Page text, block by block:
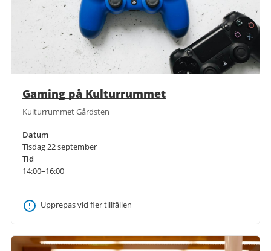
Gaming på Kulturrummet
Kulturrummet Gårdsten
Datum
Tisdag 22 september
Tid
14:00–16:00
Upprepas vid fler tillfällen